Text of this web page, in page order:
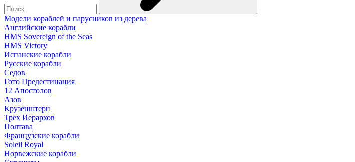
Модели кораблей и парусников из дерева
Английские корабли
HMS Sovereign of the Seas
HMS Victory
Испанские корабли
Русские корабли
Седов
Гото Предестинация
12 Апостолов
Азов
Крузенштерн
Трех Иерархов
Полтава
Французские корабли
Soleil Royal
Норвежские корабли